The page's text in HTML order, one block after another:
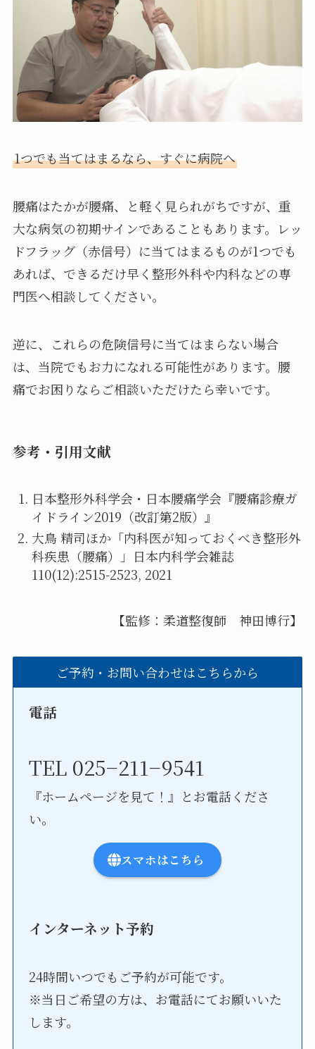
1つでも当てはまるなら、すぐに病院へ
腰痛はたかが腰痛、と軽く見られがちですが、重
大な病気の初期サインであることもあります。レッ
ドフラッグ（赤信号）に当てはまるものが1つでも
あれば、できるだけ早く整形外科や内科などの専
門医へ相談してください。
逆に、これらの危険信号に当てはまらない場合
は、当院でもお力になれる可能性があります。腰
痛でお困りならご相談いただけたら幸いです。
参考・引用文献
日本整形外科学会・日本腰痛学会『腰痛診療ガ
イドライン2019（改訂第2版）』
大鳥 精司ほか「内科医が知っておくべき整形外
科疾患（腰痛）」日本内科学会雑誌
110(12):2515-2523, 2021
【監修：柔道整復師 神田博行】
ご予約・お問い合わせはこちらから
電話
TEL 025−211−9541
『ホームページを見て！』とお電話くださ
い。
スマホはこちら
インターネット予約
24時間いつでもご予約が可能です。
※当日ご希望の方は、お電話にてお願いいた
します。